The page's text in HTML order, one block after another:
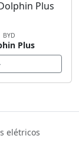
BYD
Plus
elétricos